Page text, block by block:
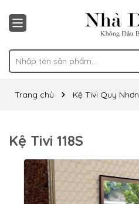
Trang chủ Kệ Tivi Quy Nhơn
Kệ Tivi 118S